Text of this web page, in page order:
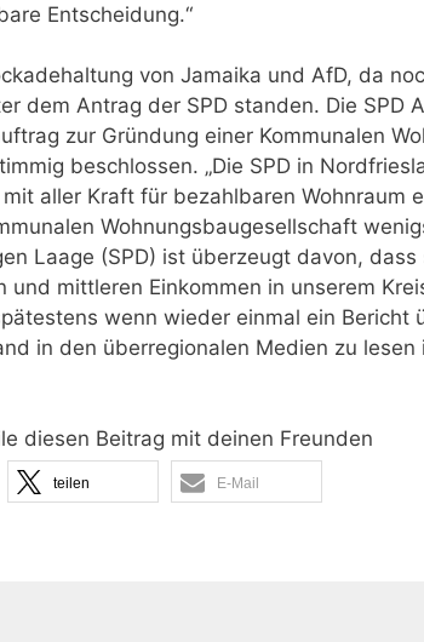
Entscheidung.“
von Jamaika und AfD, da
dem Antrag der SPD standen. Die SPD
zur Gründung einer Kommunalen
beschlossen. „Die SPD in
aller Kraft für bezahlbaren Wohnraum
Wohnungsbaugesellschaft
Laage (SPD) ist überzeugt davon,
mittleren Einkommen in unserem
wenn wieder einmal ein Bericht
in den überregionalen Medien zu
diesen Beitrag mit deinen Freunden
teilen E-Mail